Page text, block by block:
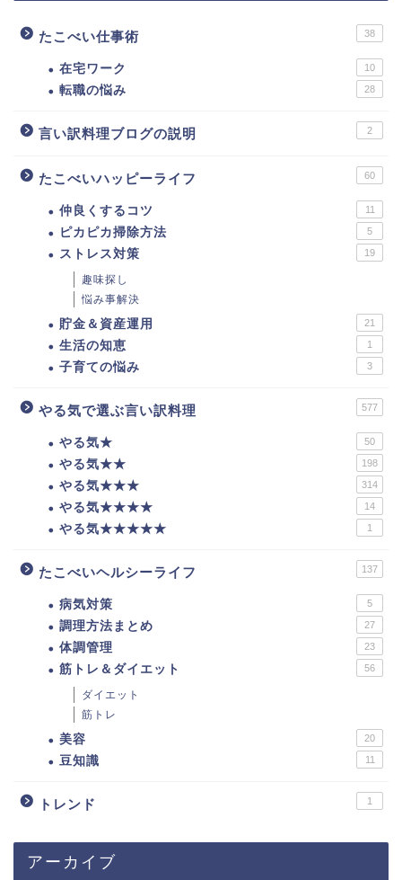
たこべい仕事術 38
在宅ワーク 10
転職の悩み 28
言い訳料理ブログの説明 2
たこべいハッピーライフ 60
仲良くするコツ 11
ピカピカ掃除方法 5
ストレス対策 19
趣味探し
悩み事解決
貯金＆資産運用 21
生活の知恵 1
子育ての悩み 3
やる気で選ぶ言い訳料理 577
やる気★ 50
やる気★★ 198
やる気★★★ 314
やる気★★★★ 14
やる気★★★★★ 1
たこべいヘルシーライフ 137
病気対策 5
調理方法まとめ 27
体調管理 23
筋トレ＆ダイエット 56
ダイエット
筋トレ
美容 20
豆知識 11
トレンド 1
アーカイブ